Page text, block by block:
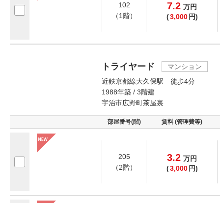
102
（1階）
7.2 万円
(3,000 円)
トライヤード
マンション
近鉄京都線大久保駅 徒歩4分
1988年築 / 3階建
宇治市広野町茶屋裏
部屋番号(階) 賃料 (管理費等)
205
（2階）
3.2 万円
(3,000 円)